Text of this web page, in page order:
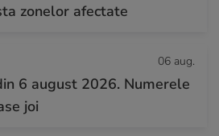
zonelor afectate
06 aug.
6 august 2026. Numerele
joi